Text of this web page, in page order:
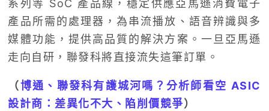
系列等 SoC 產品線，穩定供應亞馬遜消費電子
產品所需的處理器，為串流播放、語音辨識與多
媒體功能，提供高品質的解決方案。一旦亞馬遜
走向自研，聯發科將直接流失這筆訂單。
（博通、聯發科有護城河嗎？分析師看空 ASIC
設計商：差異化不大、陷削價競爭）